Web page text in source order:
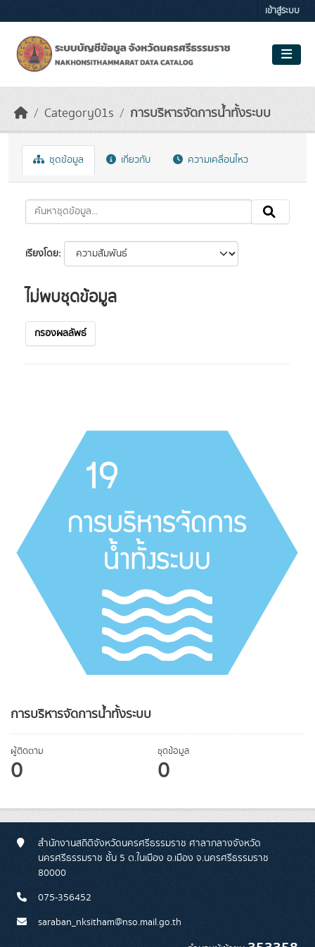
เข้าสู่ระบบ
Category01s การบริหารจัดการน้ำทั้งระบบ
การบริหารจัดการน้ำทั้งระบบ
ผู้ติดตาม
0
ชุดข้อมูล
0
ชุดข้อมูล เกี่ยวกับ ความเคลื่อนไหว
เรียงโดย
ไม่พบชุดข้อมูล
กรองผลลัพธ์
สำนักงานสถิติจังหวัดนครศรีธรรมราช ศาลากลางจังหวัด
นครศรีธรรมราช ชั้น 5 ต.ในเมือง อ.เมือง จ.นครศรีธรรมราช
80000
075-356452
saraban_nksitham@nso.mail.go.th